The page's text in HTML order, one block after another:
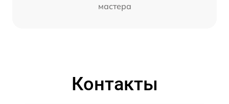
мастера
Контакты